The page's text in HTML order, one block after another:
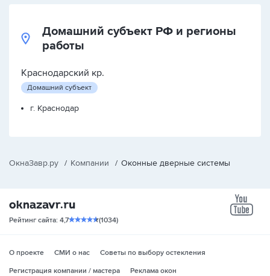
Домашний субъект РФ и регионы
работы
Краснодарский кр.
Домашний субъект
г. Краснодар
ОкнаЗавр.ру / Компании / Оконные дверные системы
Рейтинг сайта: 4,7 (1034)
О проекте СМИ о нас
Советы по выбору остекления
Регистрация компании / мастера
Реклама окон